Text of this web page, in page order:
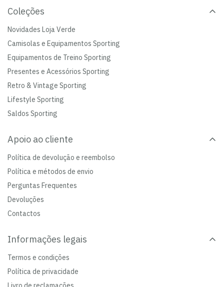
Coleções
Novidades Loja Verde
Camisolas e Equipamentos Sporting
Equipamentos de Treino Sporting
Presentes e Acessórios Sporting
Retro & Vintage Sporting
Lifestyle Sporting
Saldos Sporting
Apoio ao cliente
Política de devolução e reembolso
Política e métodos de envio
Perguntas Frequentes
Devoluções
Contactos
Informações legais
Termos e condições
Política de privacidade